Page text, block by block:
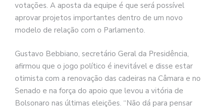
votações. A aposta da equipe é que será possível
aprovar projetos importantes dentro de um novo
modelo de relação com o Parlamento.
Gustavo Bebbiano, secretário Geral da Presidência,
afirmou que o jogo político é inevitável e disse estar
otimista com a renovação das cadeiras na Câmara e no
Senado e na força do apoio que levou a vitória de
Bolsonaro nas últimas eleições. “Não dá para pensar